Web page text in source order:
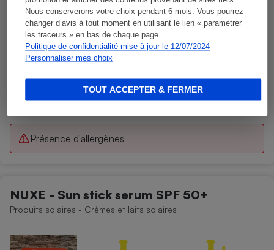
Nous conserverons votre choix pendant 6 mois. Vous pourrez
changer d’avis à tout moment en utilisant le lien « paramétrer
les traceurs » en bas de chaque page.
Politique de confidentialité mise à jour le 12/07/2024
Personnaliser mes choix
TOUT ACCEPTER & FERMER
Présence d'allergènes
NUXE - Sun stick serum SPF 50+
Produits solaires - Crèmes et laits solaires